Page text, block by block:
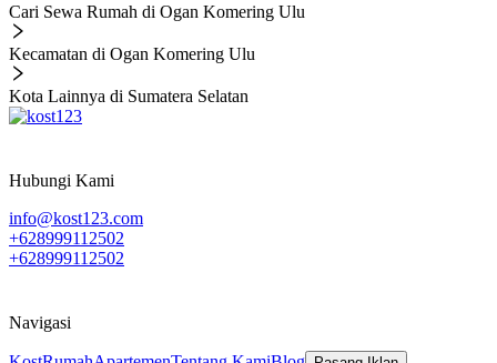
Cari Sewa Rumah di Ogan Komering Ulu
Kecamatan di Ogan Komering Ulu
Kota Lainnya di Sumatera Selatan
Hubungi Kami
info@kost123.com
+628999112502
+628999112502
Navigasi